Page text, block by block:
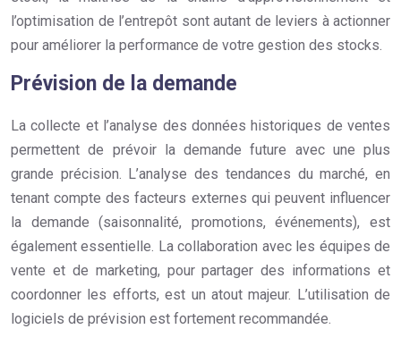
l’optimisation de l’entrepôt sont autant de leviers à actionner
pour améliorer la performance de votre gestion des stocks.
Prévision de la demande
La collecte et l’analyse des données historiques de ventes
permettent de prévoir la demande future avec une plus
grande précision. L’analyse des tendances du marché, en
tenant compte des facteurs externes qui peuvent influencer
la demande (saisonnalité, promotions, événements), est
également essentielle. La collaboration avec les équipes de
vente et de marketing, pour partager des informations et
coordonner les efforts, est un atout majeur. L’utilisation de
logiciels de prévision est fortement recommandée.